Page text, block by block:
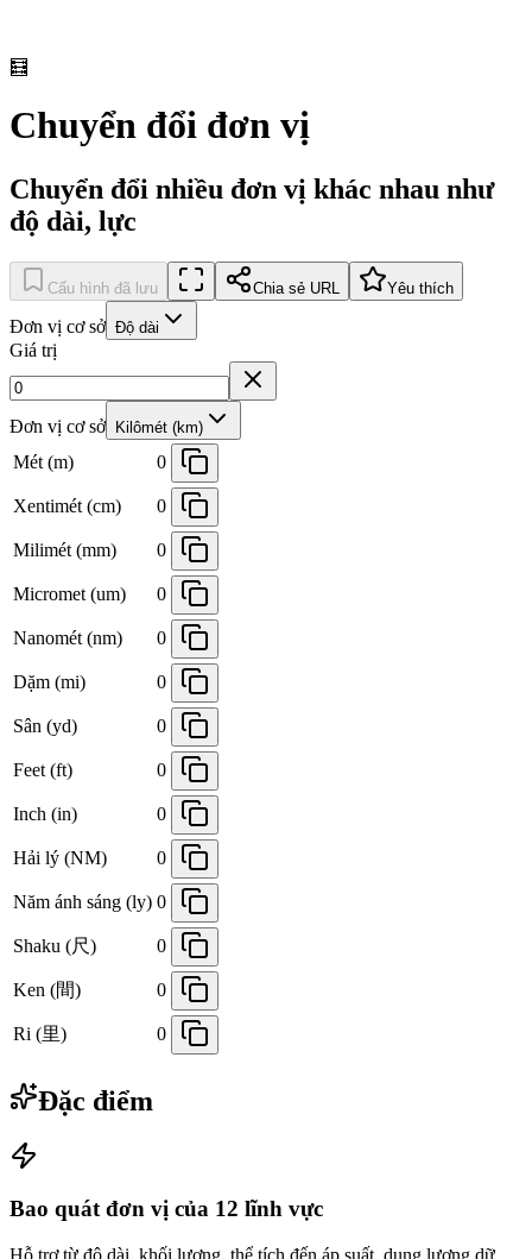
🧮
Chuyển đổi đơn vị
Chuyển đổi nhiều đơn vị khác nhau như
độ dài, lực
Cấu hình đã lưu Chia sẻ URL Yêu thích
Đơn vị cơ sở Độ dài
Giá trị
Đơn vị cơ sở Kilômét (km)
Mét (m) 0
Xentimét (cm) 0
Milimét (mm) 0
Micromet (um) 0
Nanomét (nm) 0
Dặm (mi) 0
Sân (yd) 0
Feet (ft) 0
Inch (in) 0
Hải lý (NM) 0
Năm ánh sáng (ly) 0
Shaku (尺) 0
Ken (間) 0
Ri (里) 0
Đặc điểm
Bao quát đơn vị của 12 lĩnh vực
Hỗ trợ từ độ dài, khối lượng, thể tích đến áp suất, dung lượng dữ